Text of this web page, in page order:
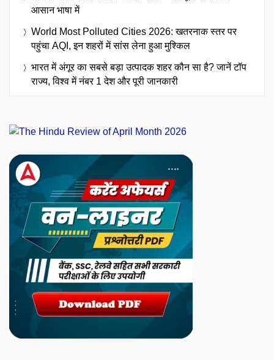
आसान भाषा में
World Most Polluted Cities 2026: खतरनाक स्तर पर
पहुंचा AQI, इन शहरों में सांस लेना हुआ मुश्किल
भारत में अंगूर का सबसे बड़ा उत्पादक शहर कौन सा है? जानें टॉप
राज्य, विश्व में नंबर 1 देश और पूरी जानकारी